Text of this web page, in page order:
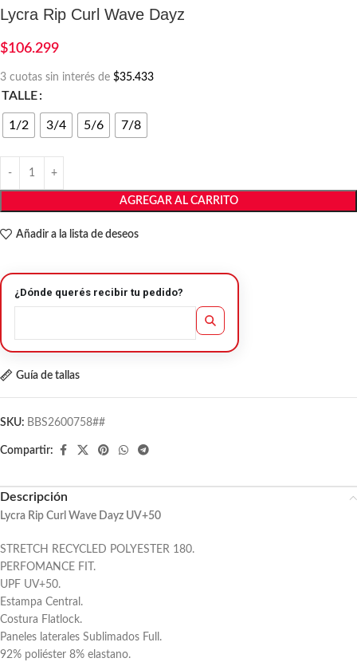
Lycra Rip Curl Wave Dayz
$106.299
3 cuotas sin interés de $35.433
TALLE
1/2 3/4 5/6 7/8
AGREGAR AL CARRITO
Añadir a la lista de deseos
¿Dónde querés recibir tu pedido?
Guía de tallas
SKU: BBS2600758##
Compartir:
Descripción
Lycra Rip Curl Wave Dayz UV+50
STRETCH RECYCLED POLYESTER 180.
PERFOMANCE FIT.
UPF UV+50.
Estampa Central.
Costura Flatlock.
Paneles laterales Sublimados Full.
92% poliéster 8% elastano.